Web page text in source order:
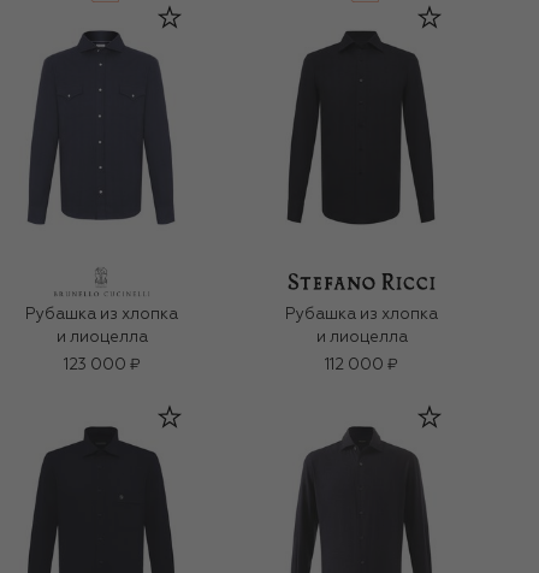
Рубашка из хлопка
и лиоцелла
123 000 ₽
Рубашка из хлопка
и лиоцелла
112 000 ₽